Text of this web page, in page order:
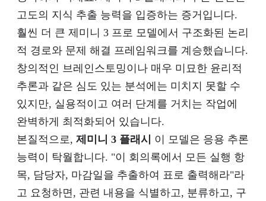
고도의 지식 추출 능력을 입증하는 증거입니다.
훨씬 더 큰 제미니 3 프로 모델에서 구조화된 논리
적 경로와 문제 해결 프레임워크를 계승했습니다.
창의적인 브레인스토밍이나 매우 미묘한 윤리적
추론과 같은 심도 있는 분석에는 미치지 못할 수
있지만, 실용적이고 여러 단계를 거치는 작업에
완벽하게 최적화되어 있습니다.
본질적으로, 제미니 3 플래시 이 모델은 응용 추론
능력이 탁월합니다. "이 회의록에서 모든 실행 항
목, 담당자, 마감일을 추출하여 표로 출력해라"라
고 요청하면, 관련 내용을 식별하고, 분류하고, 구